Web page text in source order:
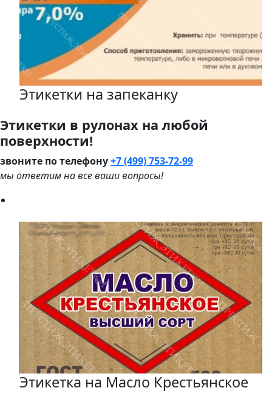
Этикетки на запеканку
Этикетки в рулонах на любой
поверхности!
звоните по телефону+7 (499) 753-72-99
мы ответим на все ваши вопросы!
Этикетка на Масло Крестьянское